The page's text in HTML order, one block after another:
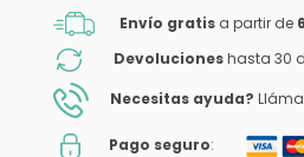
Envío gratis a partir de
Devolucioneshasta 30
Necesitas ayuda?
Pago seguro: